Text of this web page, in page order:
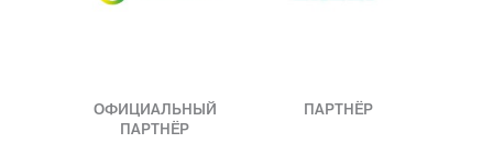
ОФИЦИАЛЬНЫЙ
ПАРТНЁР
ПАРТНЁР